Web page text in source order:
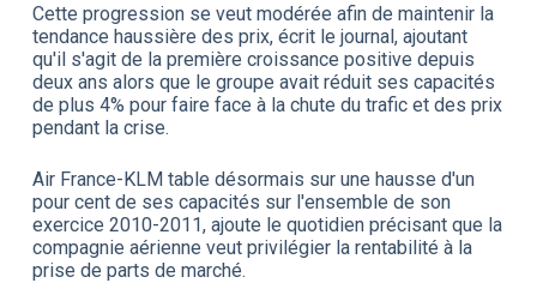
Cette progression se veut modérée afin de maintenir la
tendance haussière des prix, écrit le journal, ajoutant
qu'il s'agit de la première croissance positive depuis
deux ans alors que le groupe avait réduit ses capacités
de plus 4% pour faire face à la chute du trafic et des prix
pendant la crise.
Air France-KLM table désormais sur une hausse d'un
pour cent de ses capacités sur l'ensemble de son
exercice 2010-2011, ajoute le quotidien précisant que la
compagnie aérienne veut privilégier la rentabilité à la
prise de parts de marché.